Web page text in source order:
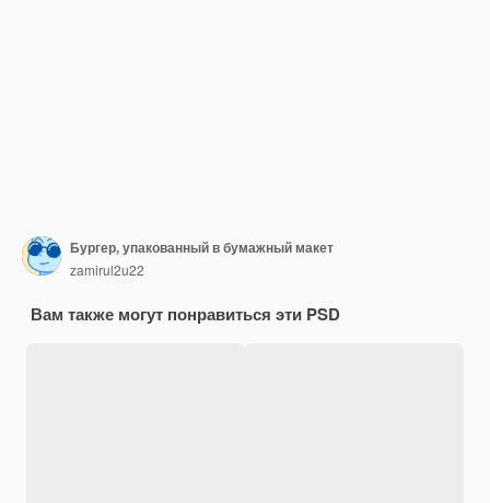
Бургер, упакованный в бумажный макет
zamirul2u22
Вам также могут понравиться эти PSD